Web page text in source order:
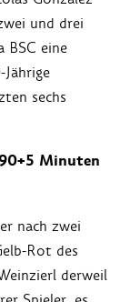
und drei
BSC eine
sechs
Minuten
nach zwei
Rot des
derweil